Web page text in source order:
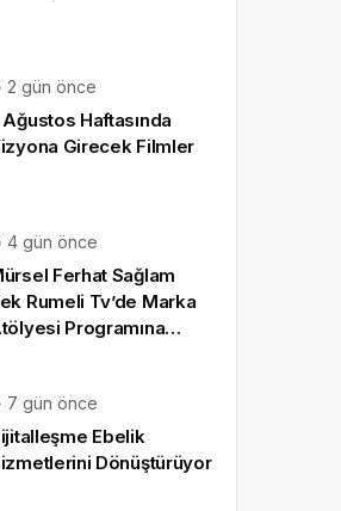
2 gün önce
Ağustos Haftasında
Girecek Filmler
4 gün önce
Ferhat Sağlam
Rumeli Tv’de Marka
Programına
7 gün önce
Ebelik
Dönüştürüyor